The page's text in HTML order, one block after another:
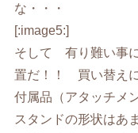
な・・・
[:image5:]
そして 有り難い事
置だ！！ 買い替え
付属品（アタッチメ
スタンドの形状はあ